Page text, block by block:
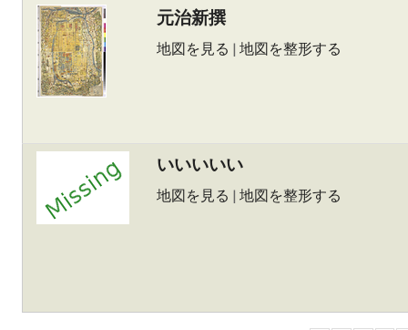
元治新撰
地図を見る | 地図を整形する
いいいいい
地図を見る | 地図を整形する